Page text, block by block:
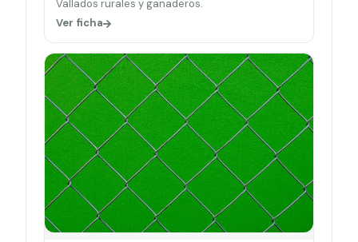
Vallados rurales y ganaderos.
Ver ficha